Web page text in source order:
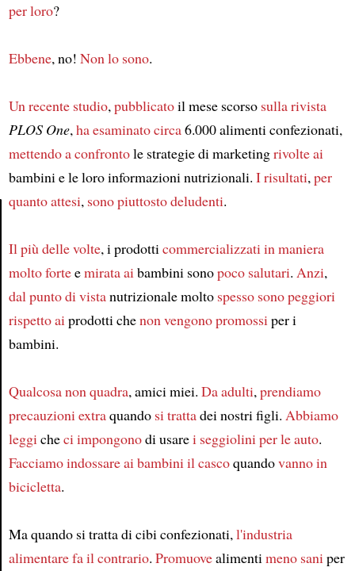
Article
per loro?
Ebbene, no! Non lo sono.
Un recente studio,pubblicatoil mese scorso sulla rivista
PLOS One,ha esaminato circa6.000 alimenti confezionati,
mettendo a confrontole strategie di marketingrivolte ai
bambini e le loro informazioni nutrizionali. I risultati,per
quanto attesi, sono piuttosto deludenti.
Il più delle volte, i prodotticommercializzatiin maniera
molto forteemirata aibambini sonopoco salutari. Anzi,
dal punto di vistanutrizionale molto spesso sono peggiori
rispetto aiprodotti chenon vengono promossiper i
bambini.
Qualcosa non quadra, amici miei. Da adulti,prendiamo
precauzioni extraquando si trattadei nostri figli. Abbiamo
leggicheci impongonodi usarei seggiolini per le auto.
Facciamo indossare ai bambiniil cascoquandovanno in
bicicletta.
Ma quando si tratta di cibi confezionati,l'industria
alimentarefa il contrario. Promuovealimentimeno saniper